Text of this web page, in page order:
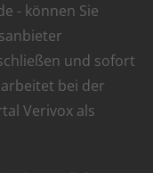
- können Sie
und sofort
bei der
Verivox als